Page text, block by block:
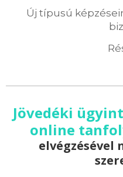
Új típusú
Jövedéki
online
elvégzésével